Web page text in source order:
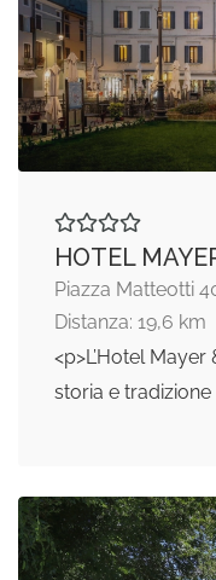
HOTEL
Piazza Matteotti
Distanza: 19,6 km
<p>L’Hotel
storia e tradizione